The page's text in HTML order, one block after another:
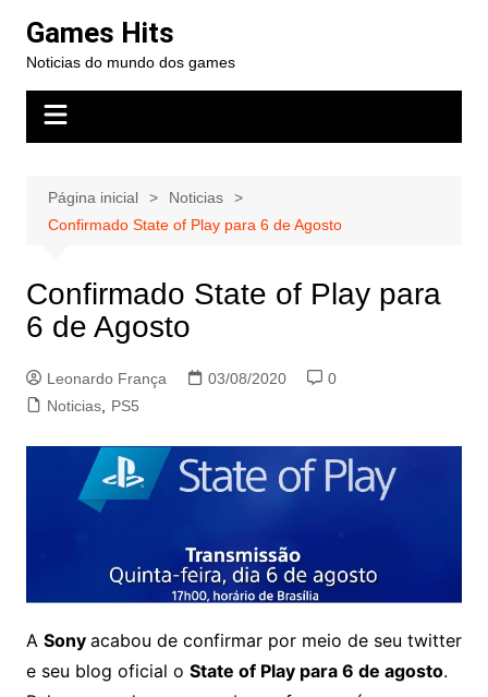
para
conteúdo
Games Hits
Noticias do mundo dos games
Página inicial
Noticias
Confirmado State of Play para 6 de Agosto
Confirmado State of Play para
6 de Agosto
Leonardo França 03/08/2020
0
Noticias, PS5
A Sony acabou de confirmar por meio de seu twitter
e seu blog oficial o State of Play para 6 de agosto.